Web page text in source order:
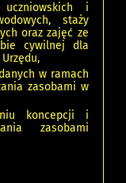
i
staży
oraz zajęć ze
cywilnej dla
w ramach
zasobami w
koncepcji i
zasobami